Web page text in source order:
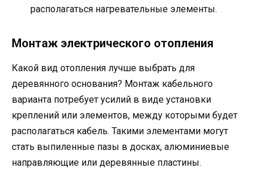
располагаться нагревательные элементы.
Монтаж электрического отопления
Какой вид отопления лучше выбрать для
деревянного основания? Монтаж кабельного
варианта потребует усилий в виде установки
креплений или элементов, между которыми будет
располагаться кабель. Такими элементами могут
стать выпиленные пазы в досках, алюминиевые
направляющие или деревянные пластины.